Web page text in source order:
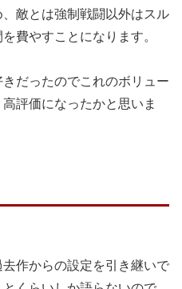
敵とは強制戦闘以外はスル
費やすことになります。
だったのでこれのボリュー
評価になったかと思いま
作からの設定を引き継いで